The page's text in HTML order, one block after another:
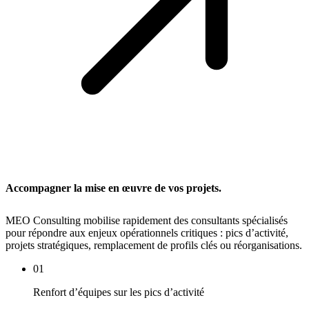
Accompagner la mise en œuvre de vos projets.
MEO Consulting mobilise rapidement des consultants spécialisés
pour répondre aux enjeux opérationnels critiques : pics d’activité,
projets stratégiques, remplacement de profils clés ou réorganisations.
01
Renfort d’équipes sur les pics d’activité